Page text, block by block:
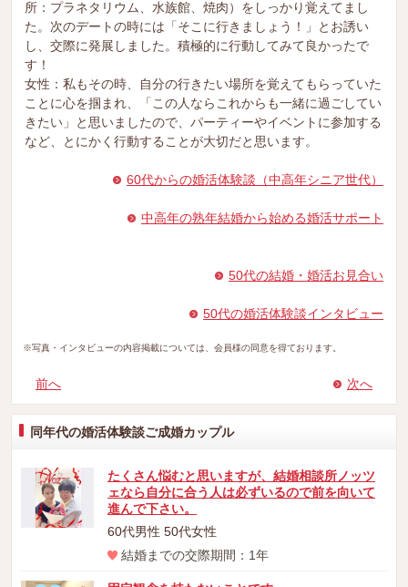
所：プラネタリウム、水族館、焼肉）をしっかり覚えてまし
た。次のデートの時には「そこに行きましょう！」とお誘い
し、交際に発展しました。積極的に行動してみて良かったで
す！
女性：私もその時、自分の行きたい場所を覚えてもらっていた
ことに心を掴まれ、「この人ならこれからも一緒に過ごしてい
きたい」と思いましたので、パーティーやイベントに参加する
など、とにかく行動することが大切だと思います。
60代からの婚活体験談（中高年シニア世代）
中高年の熟年結婚から始める婚活サポート
50代の結婚・婚活お見合い
50代の婚活体験談インタビュー
※写真・インタビューの内容掲載については、会員様の同意を得ております。
前へ 次へ
同年代の婚活体験談ご成婚カップル
たくさん悩むと思いますが、結婚相談所ノッツ
ェなら自分に合う人は必ずいるので前を向いて
進んで下さい。
60代男性 50代女性
結婚までの交際期間：1年